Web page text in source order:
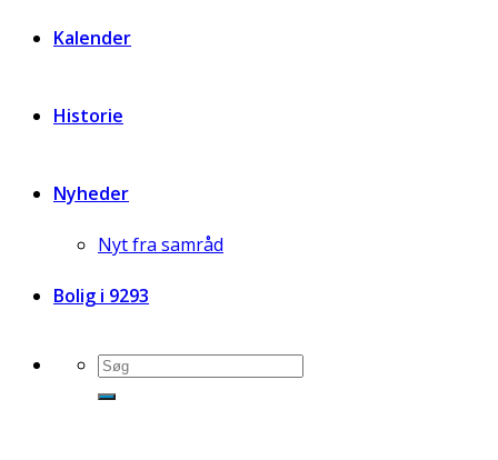
Kalender
Historie
Nyheder
Nyt fra samråd
Bolig i 9293